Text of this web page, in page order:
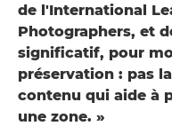
de l'International
Photographers, et
significatif, pour
préservation : pas
contenu qui aide à
une zone. »